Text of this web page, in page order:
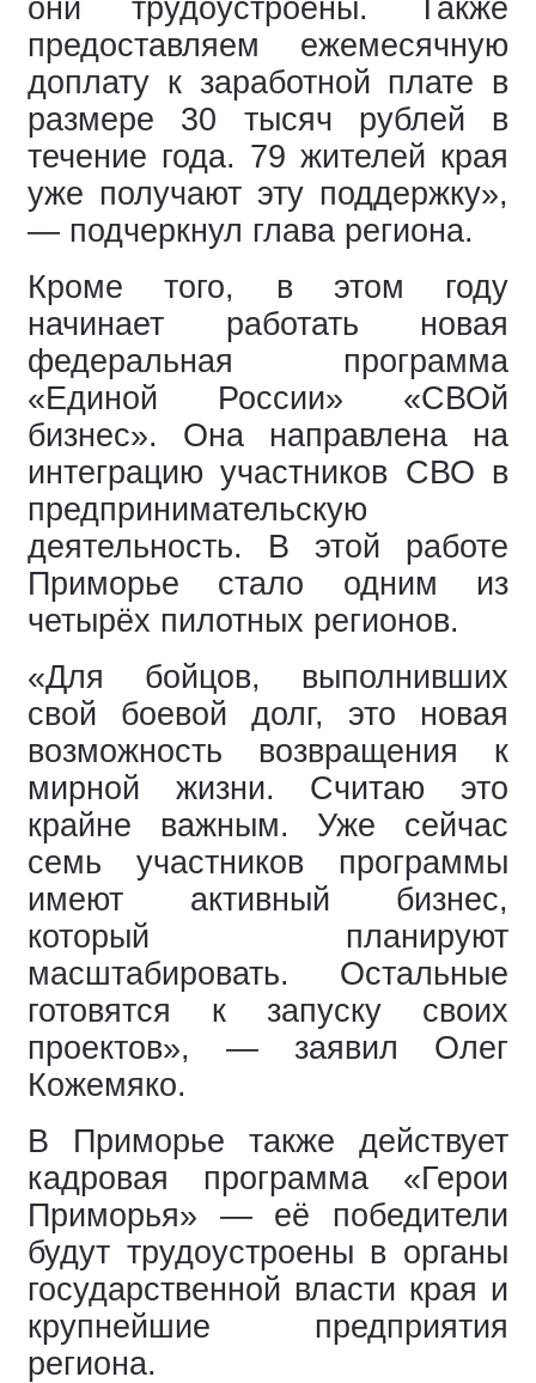
они трудоустроены. Также
предоставляем ежемесячную
доплату к заработной плате в
размере 30 тысяч рублей в
течение года. 79 жителей края
уже получают эту поддержку»,
— подчеркнул глава региона.
Кроме того, в этом году
начинает работать новая
федеральная программа
«Единой России» «СВОй
бизнес». Она направлена на
интеграцию участников СВО в
предпринимательскую
деятельность. В этой работе
Приморье стало одним из
четырёх пилотных регионов.
«Для бойцов, выполнивших
свой боевой долг, это новая
возможность возвращения к
мирной жизни. Считаю это
крайне важным. Уже сейчас
семь участников программы
имеют активный бизнес,
который планируют
масштабировать. Остальные
готовятся к запуску своих
проектов», — заявил Олег
Кожемяко.
В Приморье также действует
кадровая программа «Герои
Приморья» — её победители
будут трудоустроены в органы
государственной власти края и
крупнейшие предприятия
региона.